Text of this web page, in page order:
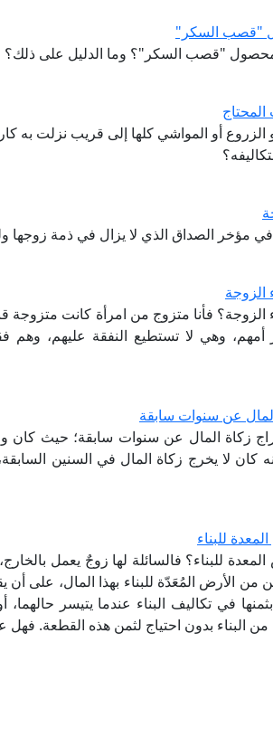
"قصب السكر"
"قصب السكر"؟ وما الدليل على ذلك؟
أو المواشي كلها إلى قريب نزلت به
مؤخر الصداق الذي لا يزال في ذمة زوجها
الزوجة
الزوجة؟ فأنا متزوج من امرأة كانت متزوجة
وهي لا تستطيع النفقة عليهم، وهم
عن سنوات سابقة
زكاة المال عن سنوات سابقة؛ حيث كان
كان لا يخرج زكاة المال في السنين
للبناء
للبناء؟ فالسائلة لها زوجٌ يعمل
من الأرض المُعَدّة للبناء بهذا المال، على أن
في تكاليف البناء عندما يتيسر
من البناء بدون احتياج لثمن هذه القطعة.